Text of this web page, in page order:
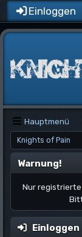
Einloggen
Hauptmenü
Knights of Pain
Warnung!
Nur registrierte
Einloggen